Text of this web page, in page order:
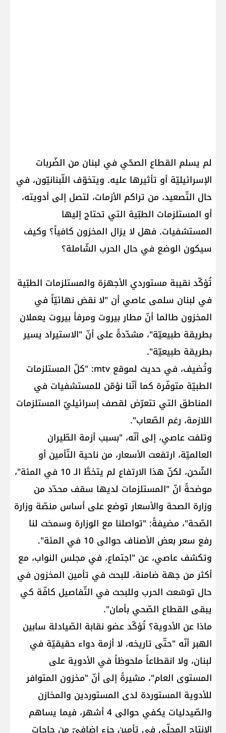
لم يسلم القطاع الصحّي في لبنان من الضّربات
الإسرائيليّة أو تأثيرها عليه. ويتخوّف اللّبنانيّون، في
حال التّصعيد، من تراكم الأزمات، لتصل إلى أدويته،
أو المستلزمات الطبّية التي تحتاج إليها
المستشفيات. فهل لا يزال المخزون كافياً؟ وكيف
سيكون الوضع في حال الحرب الشّاملة؟
تُؤكّد نقيبة مستوردي الأجهزة والمستلزمات الطبّية
في لبنان سلمى عاصي أن "لا نقصَ نهائيّاً في
المخزون طالما أنّ مطار بيروت ومرفأ بيروت يعملان
بطريقة طبيعيّة"، مشدّدةً على أنّ "الاستيراد يسير
بطريقة طبيعيّة".
وتُضيف، في حديث لموقع mtv: "كلّ المستلزمات
الطبيّة متوفّرة كما أنّنا نؤمّن للمستشفيات في
المناطق التي تتعرّض لقصف إسرائيليّ المستلزمات
اللازمة، رغم الصّعاب".
وتلفت عاصي، إلى أنّه، "بسبب أزمة الطّيران
العالميّة، ارتفعت الأسعار، من ناحية التّأمين أو
الشّحن، لكنّ هذا الارتفاع لم يتخطَّ الـ 10 في المئة"،
موضحةً انّ "المستلزمات لديها سقف محدّد من
وزارة الصحة والأسعار توضع على أساس منصّة وزارة
الصّحة"، مضيفةً: "تواصلنا مع الوزارة وسمحَت لنا
رفع سعر بعض الأصناف حوالى 10 في المئة".
وتكشف عاصي، عن "اجتماع، في مجلس النواب، مع
أكثر من جهة ضامنة، للبحث في تأمين المخزون في
حال توسّعت الحرب وللبحث في التّفاصيل كافّة كي
يبقى القطاع الصّحي بأمان".
ماذا عن الأدوية؟ تُؤكّد عضو نقابة الصّيادلة سابين
الهبر أنّه "حتّى تاريخه، لا أزمة دواء حقيقيّة في
لبنان، ولا انقطاعاً ملحوظاً في الأدوية على
المستوى العام"، مشيرةً إلى أنّ "مخزون المتوافر
للأدوية المستوردة لدى المستوردين والمخازن
والصّيدليات يكفي حوالى 4 أشهر، فيما يساهم
الإنتاج المحلّي في تأمين جزء إضافيّ من حاجات